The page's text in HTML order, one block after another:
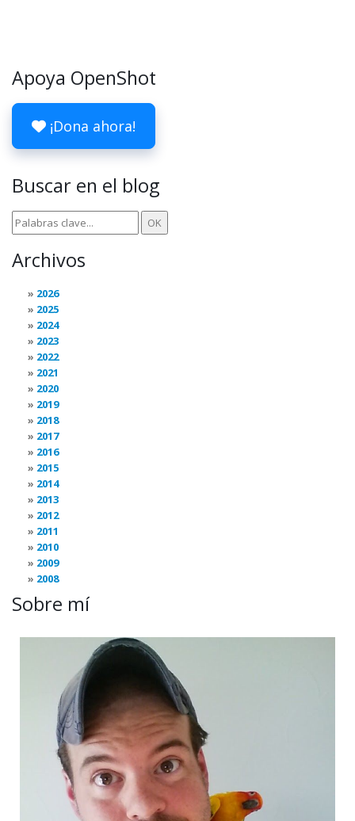
Apoya OpenShot
¡Dona ahora!
Buscar en el blog
Archivos
2026
2025
2024
2023
2022
2021
2020
2019
2018
2017
2016
2015
2014
2013
2012
2011
2010
2009
2008
Sobre mí